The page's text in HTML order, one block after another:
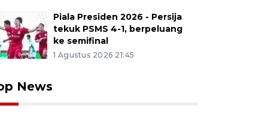
Piala Presiden 2026 - Persija
tekuk PSMS 4-1, berpeluang
ke semifinal
1 Agustus 2026 21:45
News